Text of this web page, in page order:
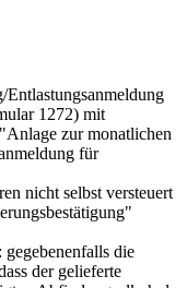
1272) mit
zur monatlichen
für
nicht selbst versteuert
die
der gelieferte